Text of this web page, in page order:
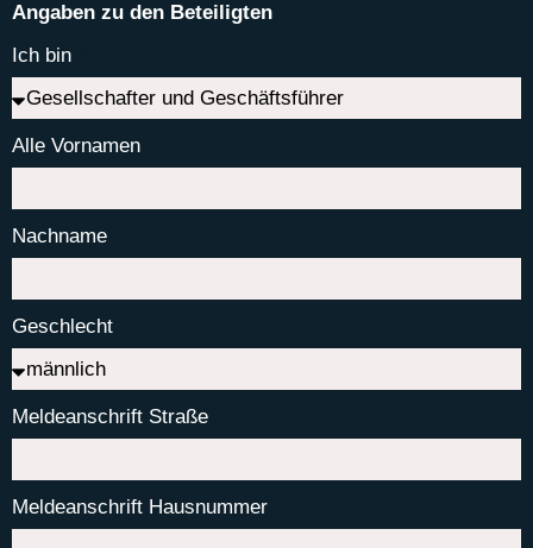
Angaben zu den Beteiligten
Ich bin
Alle Vornamen
Nachname
Geschlecht
Meldeanschrift Straße
Meldeanschrift Hausnummer